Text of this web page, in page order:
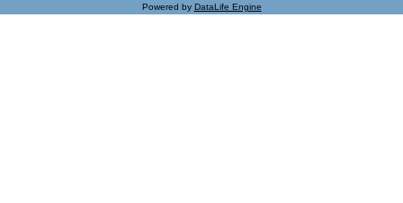
Powered by DataLife Engine